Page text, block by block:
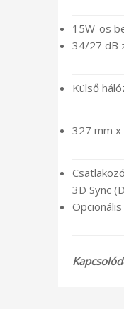
15W-os
34/27 dB
Külső
327 mm x
3D Sync